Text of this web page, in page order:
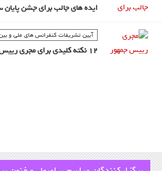
ایده های جالب برای جشن
آیین تشریفات کنفرانس های ملی و بین
12 نکته کلیدی برای مجری رییس جمهور